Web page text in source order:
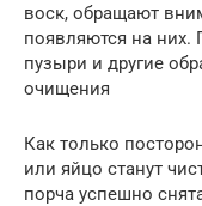
воск, обращают
появляются на них.
пузыри и другие
очищения
Как только
или яйцо станут
порча успешно